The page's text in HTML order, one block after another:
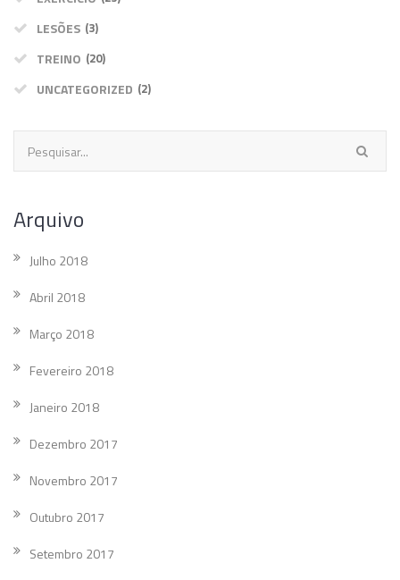
LESÕES (3)
TREINO (20)
UNCATEGORIZED (2)
Arquivo
Julho 2018
Abril 2018
Março 2018
Fevereiro 2018
Janeiro 2018
Dezembro 2017
Novembro 2017
Outubro 2017
Setembro 2017